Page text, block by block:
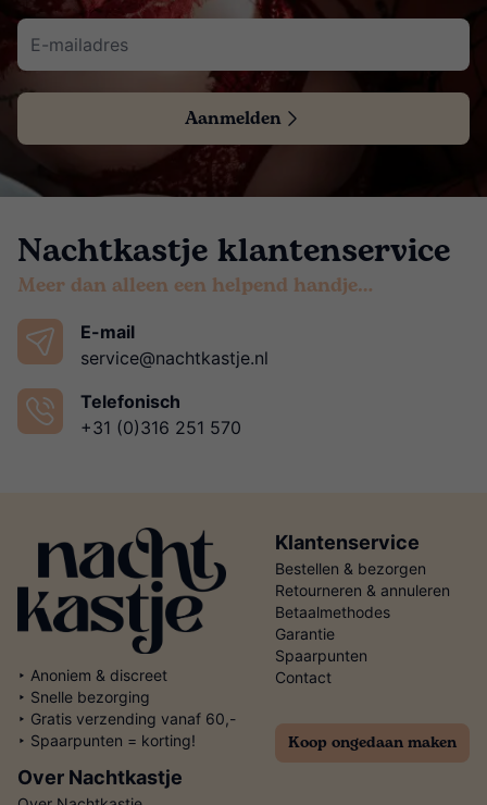
Aanmelden
Nachtkastje klantenservice
Meer dan alleen een helpend handje…
E-mail
service@nachtkastje.nl
Telefonisch
+31 (0)316 251 570
‣ Anoniem & discreet
‣ Snelle bezorging
‣ Gratis verzending vanaf 60,-
‣ Spaarpunten = korting!
Klantenservice
Bestellen & bezorgen
Retourneren & annuleren
Betaalmethodes
Garantie
Spaarpunten
Contact
Koop ongedaan maken
Over Nachtkastje